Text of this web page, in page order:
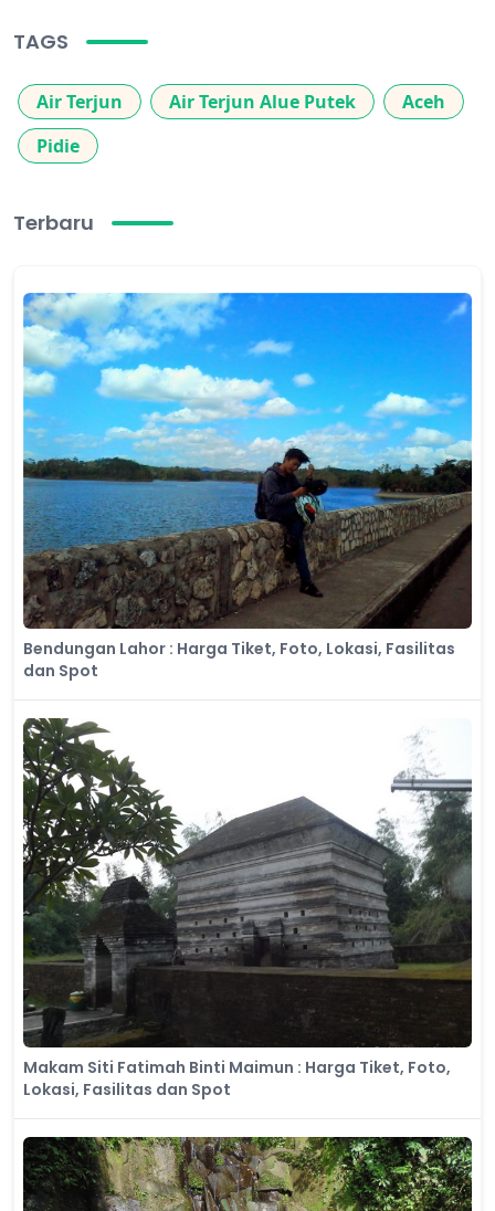
TAGS
Air Terjun Air Terjun Alue Putek
Aceh
Pidie
Terbaru
Bendungan Lahor : Harga Tiket, Foto, Lokasi, Fasilitas
dan Spot
Makam Siti Fatimah Binti Maimun : Harga Tiket, Foto,
Lokasi, Fasilitas dan Spot